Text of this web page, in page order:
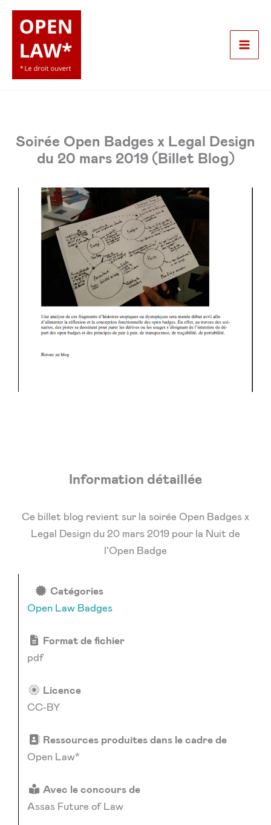
Aller
contenu
Soirée Open Badges x Legal Design
du 20 mars 2019 (Billet Blog)
Information détaillée
Ce billet blog revient sur la soirée Open Badges x
Legal Design du 20 mars 2019 pour la Nuit de
l’Open Badge
Catégories
Open Law Badges
Format de fichier
pdf
Licence
CC-BY
Ressources produites dans le cadre de
Open Law*
Avec le concours de
Assas Future of Law